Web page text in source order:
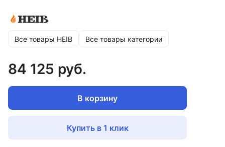
Все товары HEIB Все товары категории
84 125 руб.
В корзину
Купить в 1 клик